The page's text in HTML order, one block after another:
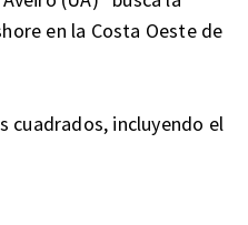
en la Costa Oeste de
cuadrados, incluyendo el